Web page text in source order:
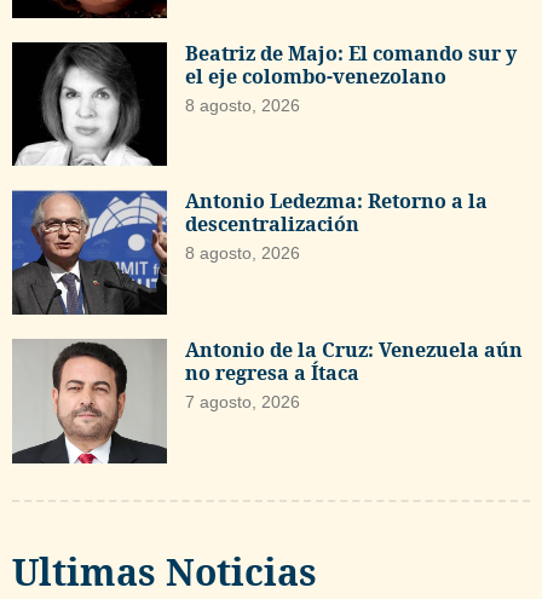
Beatriz de Majo: El comando sur y
el eje colombo-venezolano
8 agosto, 2026
Antonio Ledezma: Retorno a la
descentralización
8 agosto, 2026
Antonio de la Cruz: Venezuela aún
no regresa a Ítaca
7 agosto, 2026
Ultimas Noticias